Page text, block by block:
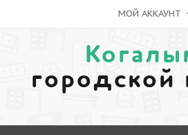
МОЙ АККАУНТ
городской